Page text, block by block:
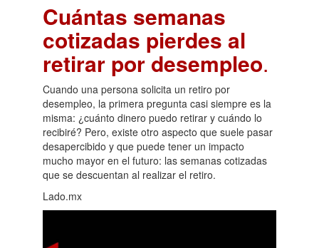
Cuántas semanas
cotizadas pierdes al
retirar por desempleo.
Cuando una persona solicita un retiro por
desempleo, la primera pregunta casi siempre es la
misma: ¿cuánto dinero puedo retirar y cuándo lo
recibiré? Pero, existe otro aspecto que suele pasar
desapercibido y que puede tener un impacto
mucho mayor en el futuro: las semanas cotizadas
que se descuentan al realizar el retiro.
Lado.mx